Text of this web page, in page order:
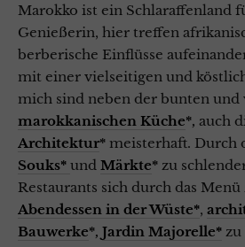
Marokko ist ein Schlaraffenland
Genießerin, hier treffen
berberische Einflüsse
mit einer vielseitigen und
mich sind neben der bunten
marokkanischen Küche*, auch
Architektur* meisterhaft. Durch
Souks* und Märkte* zu
Restaurants sich durch das
Abendessen in der Wüste*,
Bauwerke*, Jardin Majorelle* zu